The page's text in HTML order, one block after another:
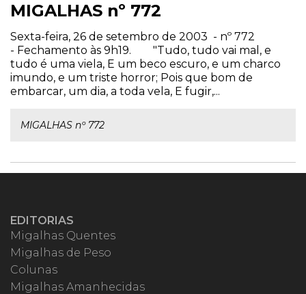
MIGALHAS nº 772
Sexta-feira, 26 de setembro de 2003 - nº 772
- Fechamento às 9h19. "Tudo, tudo vai mal, e
tudo é uma viela, E um beco escuro, e um charco
imundo, e um triste horror; Pois que bom de
embarcar, um dia, a toda vela, E fugir,...
MIGALHAS nº 772
EDITORIAS
Migalhas Quentes
Migalhas de Peso
Colunas
Migalhas Amanhecidas